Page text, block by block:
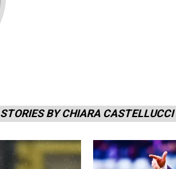
STORIES BY CHIARA CASTELLUCCI